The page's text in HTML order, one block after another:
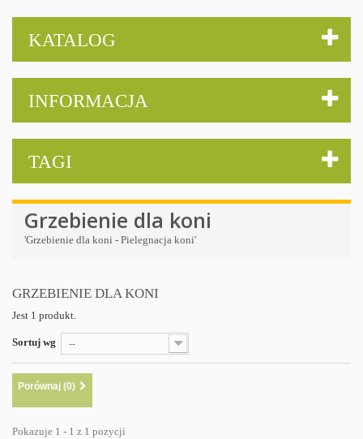
KATALOG
INFORMACJA
TAGI
Grzebienie dla koni
'Grzebienie dla koni - Pielegnacja koni'
GRZEBIENIE DLA KONI
Jest 1 produkt.
Sortuj wg --
Porównaj (0)
Pokazuje 1 - 1 z 1 pozycji